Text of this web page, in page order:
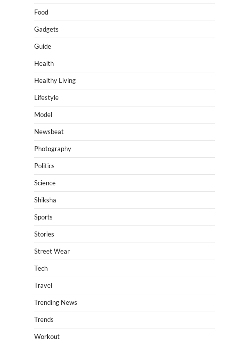
Food
Gadgets
Guide
Health
Healthy Living
Lifestyle
Model
Newsbeat
Photography
Politics
Science
Shiksha
Sports
Stories
Street Wear
Tech
Travel
Trending News
Trends
Workout